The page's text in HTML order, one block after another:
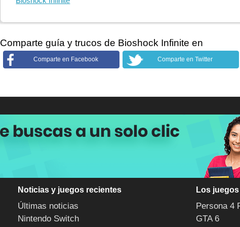
Comparte guía y trucos de Bioshock Infinite en
Comparte en Facebook Comparte en Twitter
Noticias y juegos recientes
Últimas noticias
Nintendo Switch
Los
Persona 4
GTA 6